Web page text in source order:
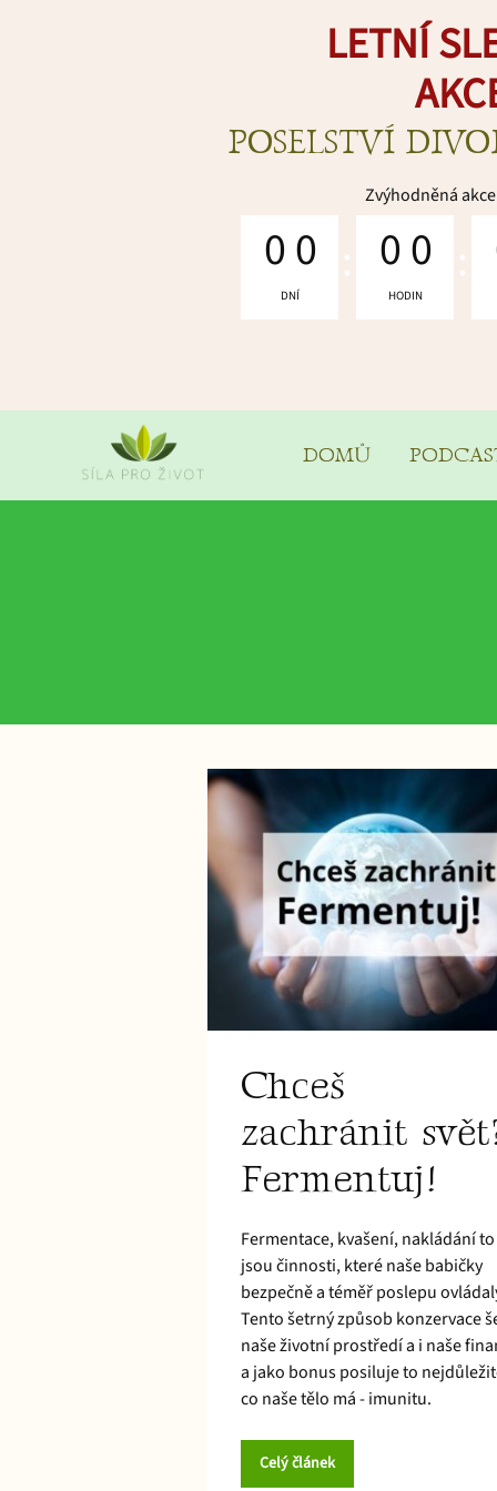
LETNÍ
POSELSTVÍ
Zvýhodněná
00
DNÍ
00
HODIN
DOMŮ
Chceš
zachránit
Fermentuj!
Fermentace, kvašení, nakládání to
jsou činnosti, které naše babičky
bezpečně a téměř poslepu
Tento šetrný způsob konzervace
naše životní prostředí a i naše
a jako bonus posiluje to
co naše tělo má - imunitu.
Celý článek